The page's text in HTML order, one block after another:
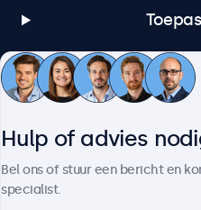
Hulp of advies
Bel ons of stuur een bericht en
specialist.